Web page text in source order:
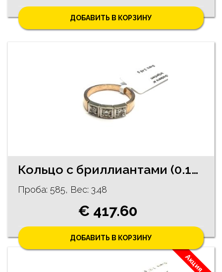
ДОБАВИТЬ В КОРЗИНУ
Кольцо с бриллиантами (0.17 ct) 1751-0763
Проба: 585, Bес: 3.48
€ 417.60
ДОБАВИТЬ В КОРЗИНУ
Акция